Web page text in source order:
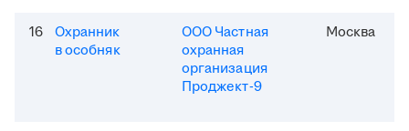
16
Охранник
в особняк
ООО Частная
охранная
организация
Проджект-9
Москва